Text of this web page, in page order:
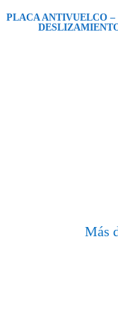
PLACA ANTIVUELCO –
Más